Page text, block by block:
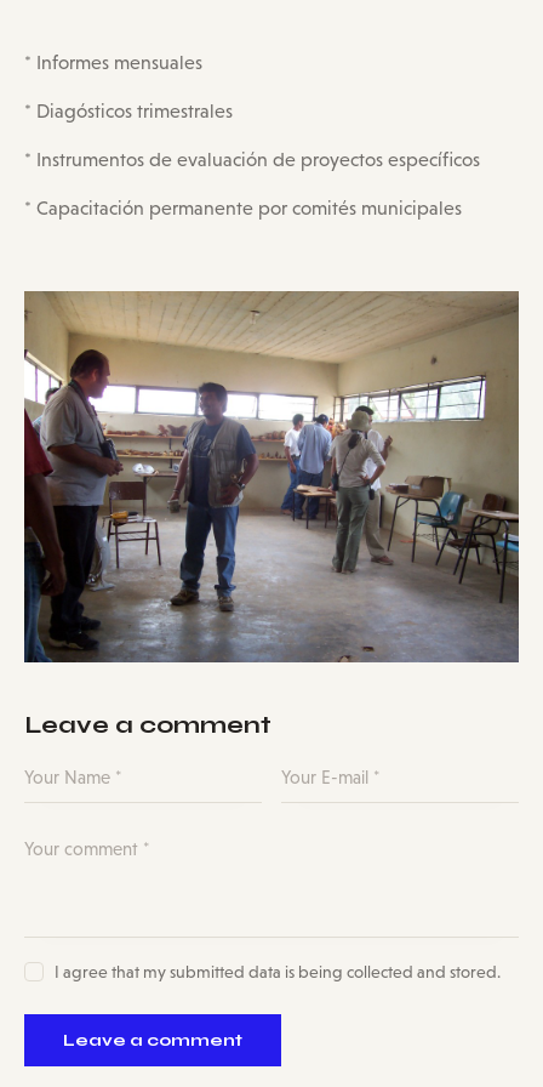
* Informes mensuales
* Diagósticos trimestrales
* Instrumentos de evaluación de proyectos específicos
* Capacitación permanente por comités municipales
Leave a comment
I agree that my submitted data is being collected and stored.